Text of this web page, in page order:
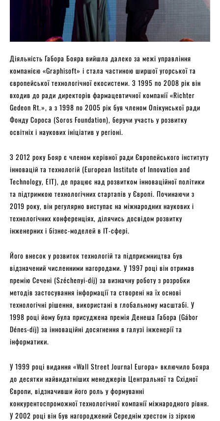
Діяльність Габора Бояра вийшла далеко за межі управління
компанією «Graphisoft» і стала частиною ширшої угорської та
європейської технологічної екосистеми. З 1995 по 2008 рік він
входив до ради директорів фармацевтичної компанії «Richter
Gedeon Rt.», а з 1998 по 2005 рік був членом Опікунської ради
Фонду Сороса (Soros Foundation), беручи участь у розвитку
освітніх і наукових ініціатив у регіоні.
З 2012 року Бояр є членом керівної ради Європейського інституту
інновацій та технологій (European Institute of Innovation and
Technology, EIT), де працює над розвитком інноваційної політики
та підтримкою технологічних стартапів у Європі. Починаючи з
2019 року, він регулярно виступає на міжнародних наукових і
технологічних конференціях, ділячись досвідом розвитку
інженерних і бізнес-моделей в IT-сфері.
Його внесок у розвиток технологій та підприємництва був
відзначений численними нагородами. У 1997 році він отримав
премію Сечені (Széchenyi-díj) за визначну роботу з розробки
методів застосування інформації та створені на їх основі
технологічні рішення, використані в глобальному масштабі. У
1998 році йому була присуджена премія Денеша Габора (Gábor
Dénes-díj) за інноваційні досягнення в галузі інженерії та
інформатики.
У 1999 році видання «Wall Street Journal Europa» включило Бояра
до десятки найвидатніших менеджерів Центральної та Східної
Європи, відзначивши його роль у формуванні
конкурентоспроможної технологічної компанії міжнародного рівня.
У 2002 році він був нагороджений Середнім хрестом із зіркою